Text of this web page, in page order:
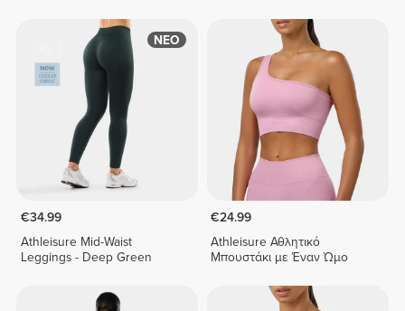
ΝΕΟ
€34.99
Athleisure Mid-Waist
Leggings - Deep Green
€24.99
Athleisure Αθλητικό
Μπουστάκι με Έναν Ώμο